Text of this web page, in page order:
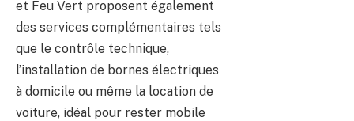
et Feu Vert proposent également
des services complémentaires tels
que le contrôle technique,
l’installation de bornes électriques
à domicile ou même la location de
voiture, idéal pour rester mobile